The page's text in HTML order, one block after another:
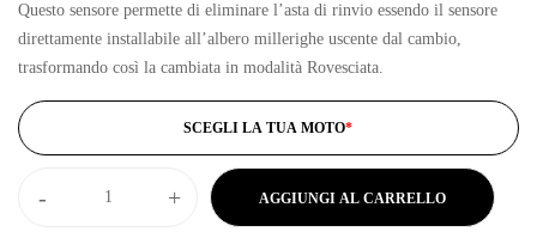
Questo sensore permette di eliminare l’asta di rinvio essendo il sensore
direttamente installabile all’albero millerighe uscente dal cambio,
trasformando così la cambiata in modalità Rovesciata.
SCEGLI LA TUA MOTO*
- + AGGIUNGI AL CARRELLO